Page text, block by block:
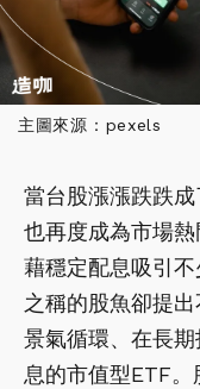
主圖來源：pexels
當台股漲漲跌跌成
也再度成為市場
藉穩定配息吸引不
之稱的股魚卻提
景氣循環、在長
息的市值型ETF